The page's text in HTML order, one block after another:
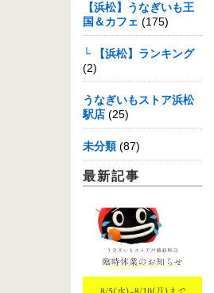
【浜松】うなぎいも王
国＆カフェ (175)
└ 【浜松】ランキング
(2)
うなぎいもストア浜松
駅店 (25)
未分類 (87)
最新記事